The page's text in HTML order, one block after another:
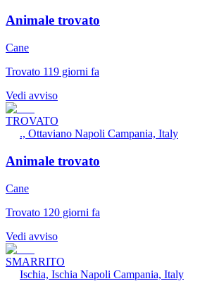
Animale trovato
Cane
Trovato 119 giorni fa
Vedi avviso
TROVATO
., Ottaviano Napoli Campania, Italy
Animale trovato
Cane
Trovato 120 giorni fa
Vedi avviso
SMARRITO
Ischia, Ischia Napoli Campania, Italy